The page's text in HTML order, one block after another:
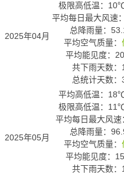
2025年04月
极限高低温：
平均每日最大风速
总降雨量：
平均空气质量：
平均能见度：
共下雨天数：
总统计天数：
2025年05月
平均高低温：
极限高低温：
平均每日最大风速
总降雨量：
平均空气质量：
平均能见度：
共下雨天数：